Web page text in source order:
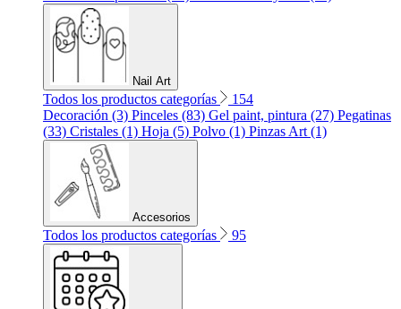
Nail Art
Todos los productos categorías
154
Decoración (3) Pinceles (83) Gel paint, pintura (27) Pegatinas
(33) Cristales (1) Hoja (5) Polvo (1) Pinzas Art (1)
Accesorios
Todos los productos categorías 95